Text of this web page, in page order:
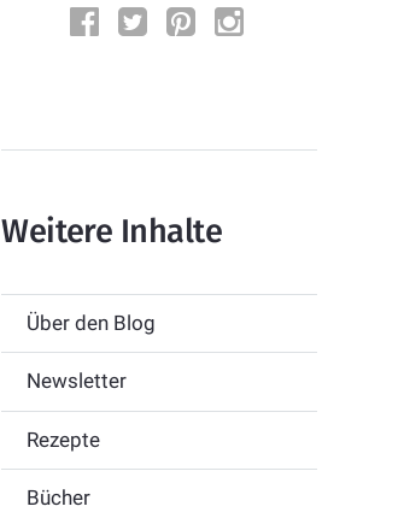
Weitere Inhalte
Über den Blog
Newsletter
Rezepte
Bücher